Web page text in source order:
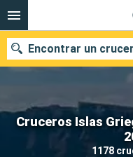
Cruceros Islas
1178
Encontrar un